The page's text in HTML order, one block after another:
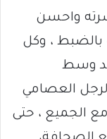
واحسن
بالضبط ، وكل
وسط
العصامي
الجميع ، حتى